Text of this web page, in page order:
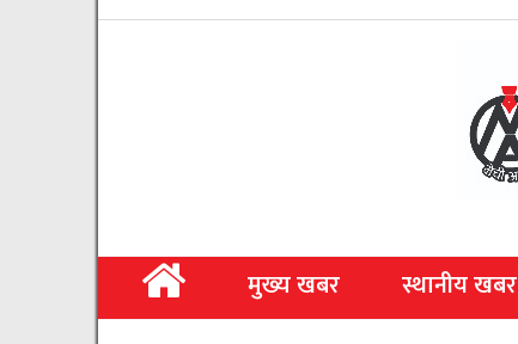
मुख्य खबर स्थानीय खबर